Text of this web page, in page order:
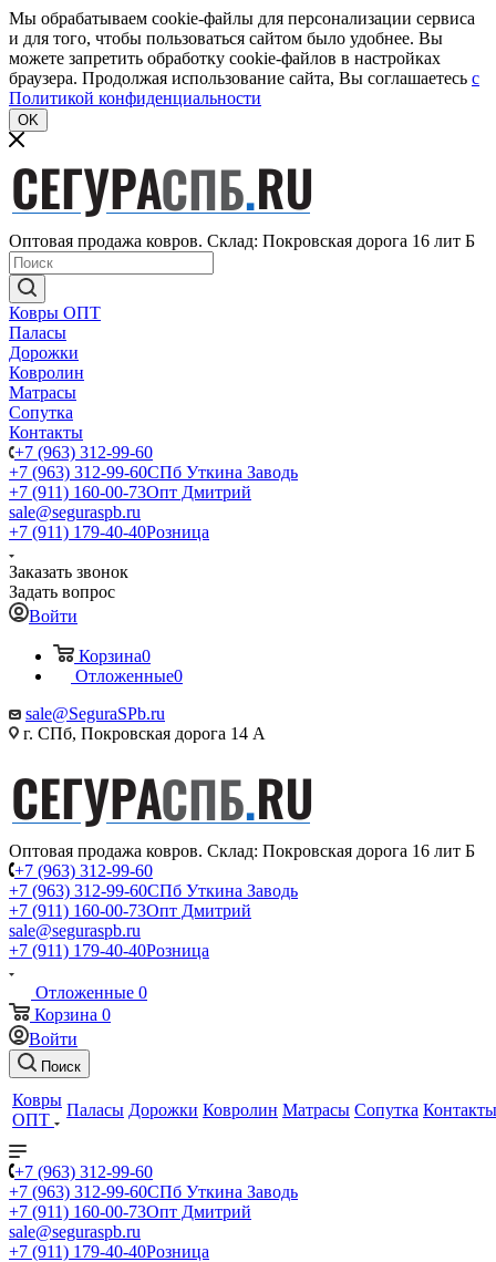
Мы обрабатываем cookie-файлы для персонализации сервиса
и для того, чтобы пользоваться сайтом было удобнее. Вы
можете запретить обработку cookie-файлов в настройках
браузера. Продолжая использование сайта, Вы соглашаетесь c
Политикой конфиденциальности
OK
Оптовая продажа ковров. Склад: Покровская дорога 16 лит Б
Ковры ОПТ
Паласы
Дорожки
Ковролин
Матрасы
Сопутка
Контакты
+7 (963) 312-99-60
+7 (963) 312-99-60СПб Уткина Заводь
+7 (911) 160-00-73Опт Дмитрий
sale@seguraspb.ru
+7 (911) 179-40-40Розница
Заказать звонок
Задать вопрос
Войти
Корзина0
Отложенные0
sale@SeguraSPb.ru
г. СПб, Покровская дорога 14 А
Оптовая продажа ковров. Склад: Покровская дорога 16 лит Б
+7 (963) 312-99-60
+7 (963) 312-99-60СПб Уткина Заводь
+7 (911) 160-00-73Опт Дмитрий
sale@seguraspb.ru
+7 (911) 179-40-40Розница
Отложенные 0
Корзина 0
Войти
Поиск
Ковры
ОПТ
Паласы Дорожки Ковролин Матрасы Сопутка Контакты
+7 (963) 312-99-60
+7 (963) 312-99-60СПб Уткина Заводь
+7 (911) 160-00-73Опт Дмитрий
sale@seguraspb.ru
+7 (911) 179-40-40Розница